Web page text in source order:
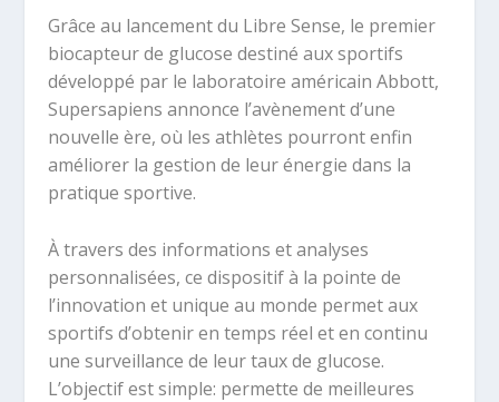
Grâce au lancement du Libre Sense, le premier
biocapteur de glucose destiné aux sportifs
développé par le laboratoire américain Abbott,
Supersapiens annonce l’avènement d’une
nouvelle ère, où les athlètes pourront enfin
améliorer la gestion de leur énergie dans la
pratique sportive.
À travers des informations et analyses
personnalisées, ce dispositif à la pointe de
l’innovation et unique au monde permet aux
sportifs d’obtenir en temps réel et en continu
une surveillance de leur taux de glucose.
L’objectif est simple: permette de meilleures